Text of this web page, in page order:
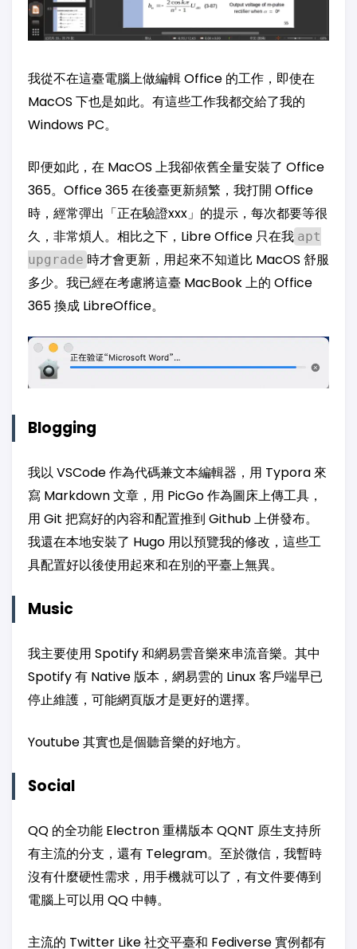
我從不在這臺電腦上做編輯 Office 的工作，即使在
MacOS 下也是如此。有這些工作我都交給了我的
Windows PC。
即便如此，在 MacOS 上我卻依舊全量安裝了 Office
365。Office 365 在後臺更新頻繁，我打開 Office
時，經常彈出「正在驗證xxx」的提示，每次都要等很
久，非常煩人。相比之下，Libre Office 只在我 apt
upgrade 時才會更新，用起來不知道比 MacOS 舒服
多少。我已經在考慮將這臺 MacBook 上的 Office
365 換成 LibreOffice。
Blogging
我以 VSCode 作為代碼兼文本編輯器，用 Typora 來
寫 Markdown 文章，用 PicGo 作為圖床上傳工具，
用 Git 把寫好的內容和配置推到 Github 上併發布。
我還在本地安裝了 Hugo 用以預覽我的修改，這些工
具配置好以後使用起來和在別的平臺上無異。
Music
我主要使用 Spotify 和網易雲音樂來串流音樂。其中
Spotify 有 Native 版本，網易雲的 Linux 客戶端早已
停止維護，可能網頁版才是更好的選擇。
Youtube 其實也是個聽音樂的好地方。
Social
QQ 的全功能 Electron 重構版本 QQNT 原生支持所
有主流的分支，還有 Telegram。至於微信，我暫時
沒有什麼硬性需求，用手機就可以了，有文件要傳到
電腦上可以用 QQ 中轉。
主流的 Twitter Like 社交平臺和 Fediverse 實例都有